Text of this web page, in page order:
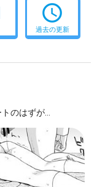
access_time
過去の更新
のはずが…